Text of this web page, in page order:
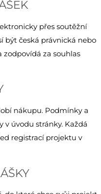
přes soutěžní
být česká právnická nebo
zodpovídá za souhlas
nákupu. Podmínky a
v úvodu stránky. Každá
registrací projektu v